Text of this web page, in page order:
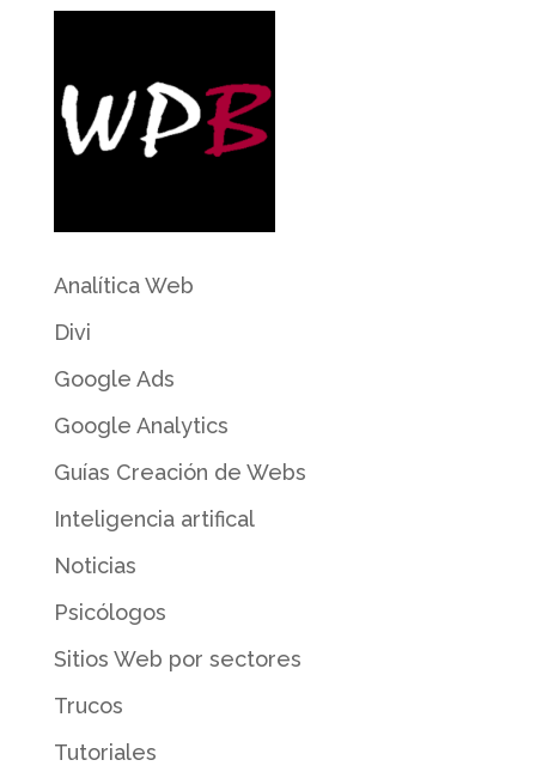
Analítica Web
Divi
Google Ads
Google Analytics
Guías Creación de Webs
Inteligencia artifical
Noticias
Psicólogos
Sitios Web por sectores
Trucos
Tutoriales